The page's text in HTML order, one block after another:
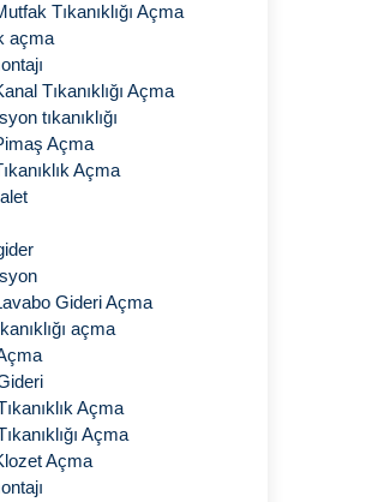
Tıkanıklığı Açma
açma
Tıkanıklığı Açma
tıkanıklığı
Açma
Açma
Gideri Açma
açma
Açma
Açma
Açma